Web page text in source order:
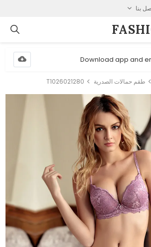
بنا
Download app and
طقم حمالات الصدرية T1026021280